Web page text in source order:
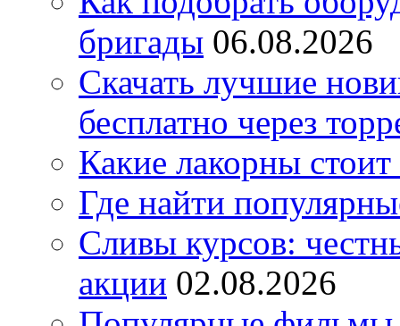
бригады 06.08.2026
Скачать лучшие
бесплатно через
Какие лакорны стоит
Где найти
Сливы курсов:
акции 02.08.2026